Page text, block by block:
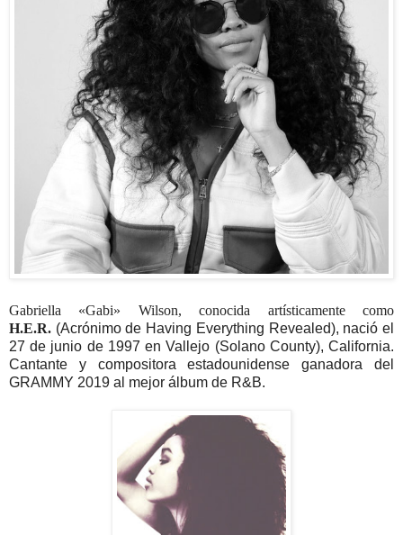
Gabriella «Gabi» Wilson, conocida artísticamente como
H.E.R. (Acrónimo de Having Everything Revealed), nació el
27 de junio de 1997 en Vallejo (Solano County), California.
Cantante y compositora estadounidenseganadora del
GRAMMY 2019 al mejor álbum de R&B.